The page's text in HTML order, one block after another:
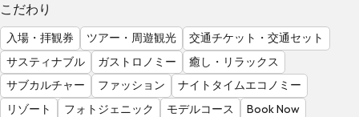
る
気
を
見
る
こだわり
入場・拝観券 ツアー・周遊観光
交通チケット・交通セット
サスティナブル
ガストロノミー
癒し・リラックス
サブカルチャー
ファッション
ナイトタイムエコノミー
リゾート
フォトジェニック モデルコース Book Now